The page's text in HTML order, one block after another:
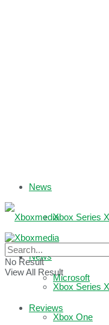
News
Xbox Series X
Microsoft
Reviews
News
Xbox Series X
Xbox One
No Result
View All Result